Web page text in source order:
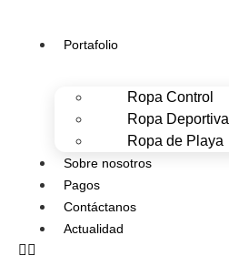
Portafolio
Ropa Control
Ropa Deportiva
Ropa de Playa
Sobre nosotros
Pagos
Contáctanos
Actualidad